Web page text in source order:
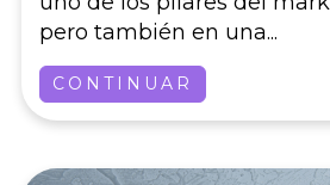
pero también en una...
CONTINUAR